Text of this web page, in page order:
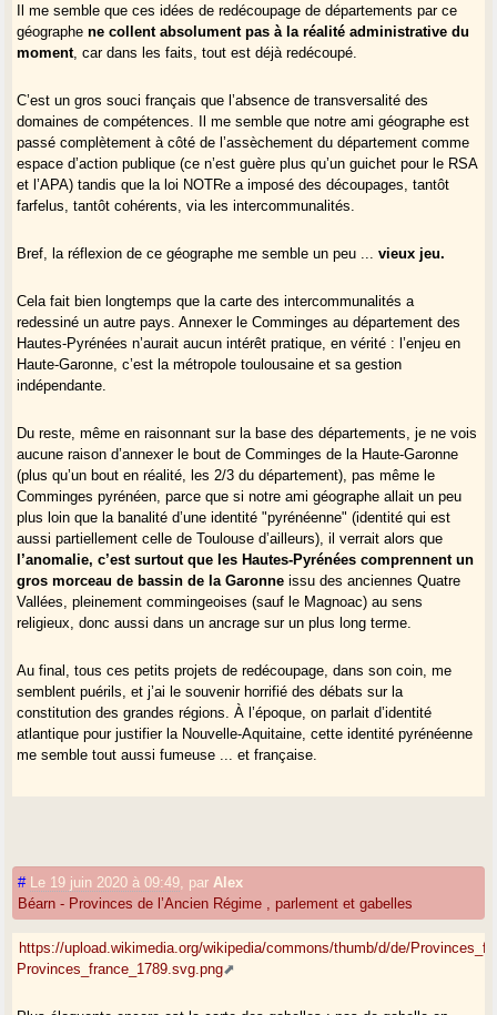
Il me semble que ces idées de redécoupage de départements par ce
géographene collent absolument pas à la réalité administrative du
moment, car dans les faits, tout est déjà redécoupé.
C’est un gros souci français que l’absence de transversalité des
domaines de compétences. Il me semble que notre ami géographe est
passé complètement à côté de l’assèchement du département comme
espace d’action publique (ce n’est guère plus qu’un guichet pour le RSA
et l’APA) tandis que la loi NOTRe a imposé des découpages, tantôt
farfelus, tantôt cohérents, via les intercommunalités.
Bref, la réflexion de ce géographe me semble un peu ...vieux jeu.
Cela fait bien longtemps que la carte des intercommunalités a
redessiné un autre pays. Annexer le Comminges au département des
Hautes-Pyrénées n’aurait aucun intérêt pratique, en vérité : l’enjeu en
Haute-Garonne, c’est la métropole toulousaine et sa gestion
indépendante.
Du reste, même en raisonnant sur la base des départements, je ne vois
aucune raison d’annexer le bout de Comminges de la Haute-Garonne
(plus qu’un bout en réalité, les 2/3 du département), pas même le
Comminges pyrénéen, parce que si notre ami géographe allait un peu
plus loin que la banalité d’une identité "pyrénéenne" (identité qui est
aussi partiellement celle de Toulouse d’ailleurs), il verrait alors que
l’anomalie, c’est surtout que les Hautes-Pyrénées comprennent un
gros morceau de bassin de la Garonne issu des anciennes Quatre
Vallées, pleinement commingeoises (sauf le Magnoac) au sens
religieux, donc aussi dans un ancrage sur un plus long terme.
Au final, tous ces petits projets de redécoupage, dans son coin, me
semblent puérils, et j’ai le souvenir horrifié des débats sur la
constitution des grandes régions. À l’époque, on parlait d’identité
atlantique pour justifier la Nouvelle-Aquitaine, cette identité pyrénéenne
me semble tout aussi fumeuse ... et française.
# Le 19 juin 2020 à 09:49 par Alex
Béarn - Provinces de l’Ancien Régime , parlement et gabelles
https://upload.wikimedia.org/wikipedia/commons/thumb/d/de/
Provinces_france_1789.svg.png